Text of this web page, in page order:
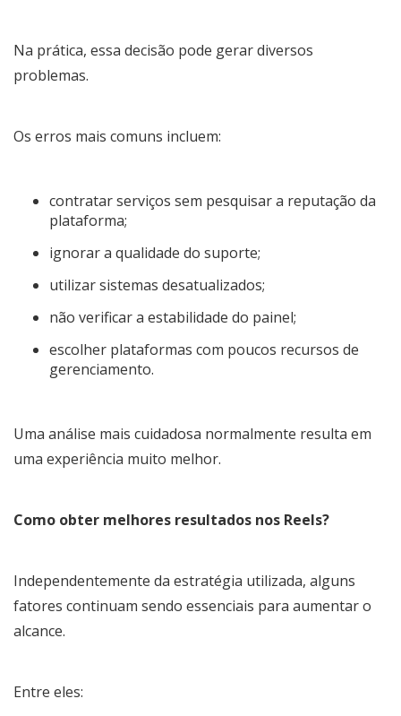
Na prática, essa decisão pode gerar diversos
problemas.
Os erros mais comuns incluem:
contratar serviços sem pesquisar a reputação da
plataforma;
ignorar a qualidade do suporte;
utilizar sistemas desatualizados;
não verificar a estabilidade do painel;
escolher plataformas com poucos recursos de
gerenciamento.
Uma análise mais cuidadosa normalmente resulta em
uma experiência muito melhor.
Como obter melhores resultados nos Reels?
Independentemente da estratégia utilizada, alguns
fatores continuam sendo essenciais para aumentar o
alcance.
Entre eles: